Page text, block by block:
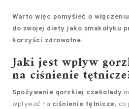
Warto więc pomyśleć o
do swojej diety jako smakołyku
korzyści zdrowotne.
Jaki jest wpływ
na ciśnienie
Spożywanie gorzkiej czekolady
wpływać na ciśnienie tętnicze, co